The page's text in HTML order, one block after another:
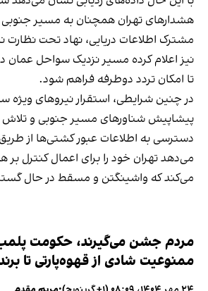
هشدارهای تهران همچنان به مسیر جنوبی
مشترک اطلاعات دریایی، نهاد تحت نظارت
نیز اعلام کرده مسیر نزدیک سواحل
تا امکان تردد دوطرفه فراهم شود.
در چنین شرایطی، استقرار نیروهای ویژه
پیشاپیش شناورهای مسیر جنوبی و تلاش
دسترسی به اطلاعات عبور کشتی‌ها از
می‌دهد تهران خود را برای اعمال کنترل بر
می‌کند که واشینگتن و مسقط در حال
مردم جشن می‌گیرند، حکومت
ممنوعیت شادی از قهوه‌پارتی تا